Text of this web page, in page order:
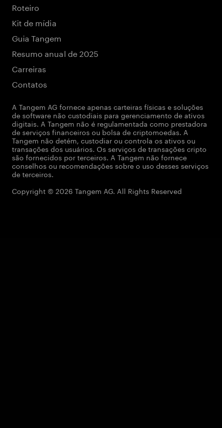
Roteiro
Kit de mídia
Guia Tangem
Resumo anual de 2025
Carreiras
Contatos
A Tangem AG fornece apenas carteiras físicas e soluções
de software não custodiais para gerenciamento de ativos
digitais. A Tangem não é regulamentada como prestadora
de serviços financeiros ou bolsa de criptomoedas. A
Tangem não detém, custodiar ou controla os ativos ou
transações dos usuários. Os serviços de transações cripto
são fornecidos por terceiros. A Tangem não fornece
conselhos ou recomendações sobre o uso desses serviços
de terceiros.